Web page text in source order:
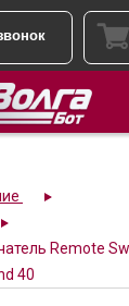
Remote
40